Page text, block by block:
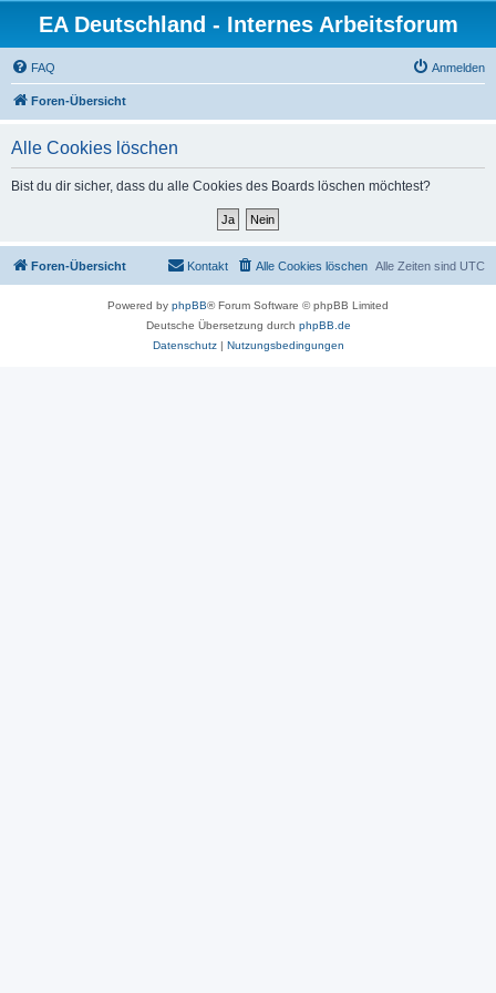
EA Deutschland - Internes Arbeitsforum
FAQ Anmelden
Foren-Übersicht
Alle Cookies löschen
Bist du dir sicher, dass du alle Cookies des Boards löschen möchtest?
Foren-Übersicht Alle Zeiten sind UTC
Alle Cookies löschen
Kontakt
Powered by phpBB® Forum Software © phpBB Limited
Deutsche Übersetzung durch phpBB.de
Datenschutz| Nutzungsbedingungen